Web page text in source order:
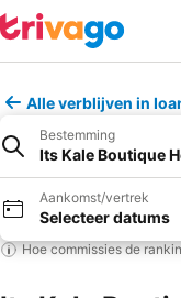
Alle verblijven in
Bestemming
Its Kale Boutique
Aankomst/vertrek
Selecteer datums
Hoe commissies de